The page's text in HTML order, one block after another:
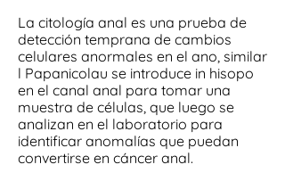
La citología anal es una prueba de
detección temprana de cambios
celulares anormales en el ano, similar
l Papanicolau se introduce in hisopo
en el canal anal para tomar una
muestra de células, que luego se
analizan en el laboratorio para
identificar anomalías que puedan
convertirse en cáncer anal.